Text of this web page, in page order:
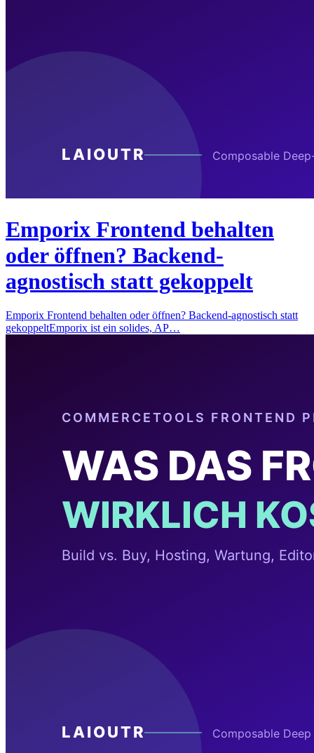
Emporix Frontend behalten
oder öffnen? Backend-
agnostisch statt gekoppelt
Emporix Frontend behalten oder öffnen? Backend-agnostisch statt
gekoppeltEmporix ist ein solides, AP…